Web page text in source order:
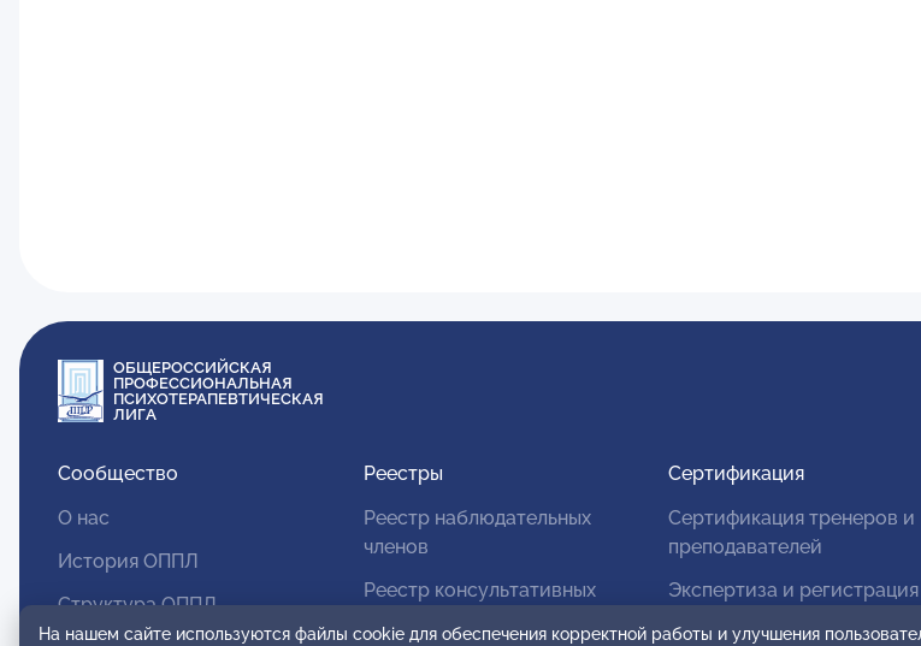
ОБЩЕРОССИЙСКАЯ
ПРОФЕССИОНАЛЬНАЯ
ПСИХОТЕРАПЕВТИЧЕСКАЯ
ЛИГА
Сообщество
О нас
История ОППЛ
Структура ОППЛ
Реестры
Реестр наблюдательных
членов
Реестр консультативных
Сертификация
Сертификация тренеров и
преподавателей
Экспертиза и регистрация
На нашем сайте используются файлы cookie для обеспечения корректной работы и улучшения